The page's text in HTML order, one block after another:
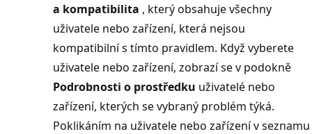
a kompatibilita , který obsahuje všechny
uživatele nebo zařízení, která nejsou
kompatibilní s tímto pravidlem. Když vyberete
uživatele nebo zařízení, zobrazí se v podokně
Podrobnosti o prostředku uživatelé nebo
zařízení, kterých se vybraný problém týká.
Poklikáním na uživatele nebo zařízení v seznamu